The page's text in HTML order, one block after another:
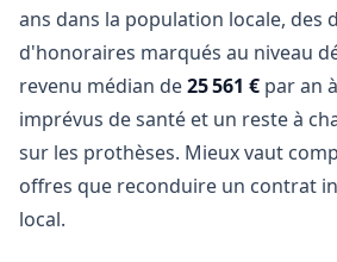
ans dans la population locale, des
d'honoraires marqués au niveau
revenu médian de25 561 € par an
imprévus de santé et un reste à
sur les prothèses. Mieux vaut
offres que reconduire un contrat
local.